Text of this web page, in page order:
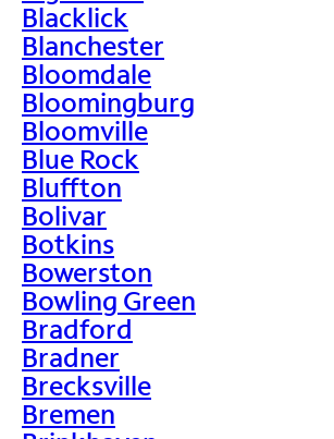
Blacklick
Blanchester
Bloomdale
Bloomingburg
Bloomville
Blue Rock
Bluffton
Bolivar
Botkins
Bowerston
Bowling Green
Bradford
Bradner
Brecksville
Bremen